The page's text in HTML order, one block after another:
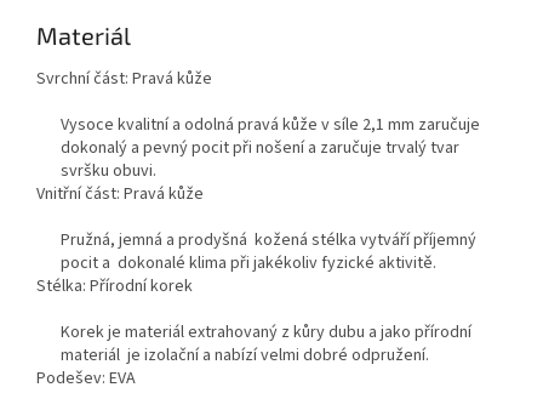
Materiál
Svrchní část: Pravá kůže
Vysoce kvalitní a odolná pravá kůže v síle 2,1 mm zaručuje
dokonalý a pevný pocit při nošení a zaručuje trvalý tvar
svršku obuvi.
Vnitřní část: Pravá kůže
Pružná, jemná a prodyšná kožená stélka vytváří příjemný
pocit a dokonalé klima při jakékoliv fyzické aktivitě.
Stélka: Přírodní korek
Korek je materiál extrahovaný z kůry dubu a jako přírodní
materiál je izolační a nabízí velmi dobré odpružení.
Podešev: EVA